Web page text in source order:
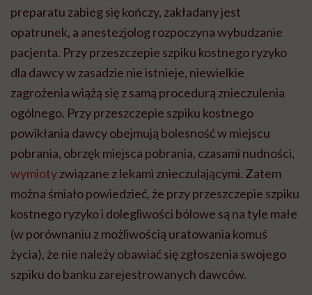
preparatu zabieg się kończy, zakładany jest
opatrunek, a anestezjolog rozpoczyna wybudzanie
pacjenta. Przy przeszczepie szpiku kostnego ryzyko
dla dawcy w zasadzie nie istnieje, niewielkie
zagrożenia wiążą się z samą procedurą znieczulenia
ogólnego. Przy przeszczepie szpiku kostnego
powikłania dawcy obejmują bolesność w miejscu
pobrania, obrzęk miejsca pobrania, czasami nudności,
wymiotyzwiązane z lekami znieczulającymi. Zatem
można śmiało powiedzieć, że przy przeszczepie szpiku
kostnego ryzyko i dolegliwości bólowe są na tyle małe
(w porównaniu z możliwością uratowania komuś
życia), że nie należy obawiać się zgłoszenia swojego
szpiku do banku zarejestrowanych dawców.